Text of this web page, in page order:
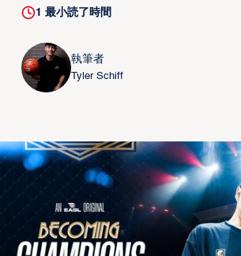
1 最小読了時間
執筆者
Tyler Schiff